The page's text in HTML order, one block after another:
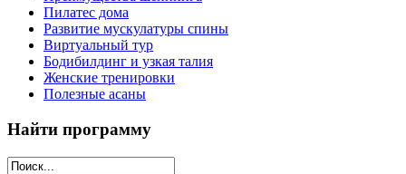
Пилатес дома
Развитие мускулатуры спины
Виртуальный тур
Бодибилдинг и узкая талия
Женские тренировки
Полезные асаны
Найти программу